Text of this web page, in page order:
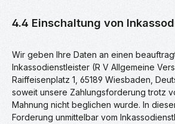
4.4 Einschaltung von
Wir geben Ihre Daten an einen
Inkassodienstleister (R V Allgemeine
Raiffeisenplatz 1, 65189 Wiesbaden,
soweit unsere Zahlungsforderung trotz
Mahnung nicht beglichen wurde. In
Forderung unmittelbar vom